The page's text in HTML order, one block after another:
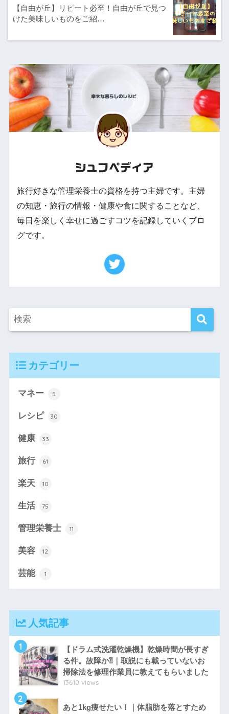
【自由が丘】リピート必至！自由が丘で見つ
けた美味しいものをご紹…
シュフペディア
旅行好きな管理栄養士の資格を持つ主婦です。主婦
の知恵・旅行の情報・健康や食に関することなど、
毎日を楽しく幸せに過ごすコツを記録していくブロ
グです。
カテゴリー
マネー 5
レシピ 30
健康 33
旅行 61
楽天 10
生活 75
管理栄養士 11
美容 12
芸能 1
人気記事
1
【ドラム式洗濯乾燥機】乾燥時間が長すぎ
る件。故障か⁈｜取説にも載っていないお
掃除法を修理作業員に教えてもらいました
13610 views
2
あと1kg痩せたい！｜体脂肪を落とすため